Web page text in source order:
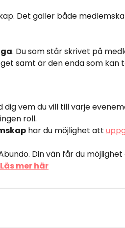
Det gäller både
. Du som står skrivet på
samt är den enda som kan
dig vem du vill till varje
roll.
har du möjlighet att
Din vän får du
Läs mer här